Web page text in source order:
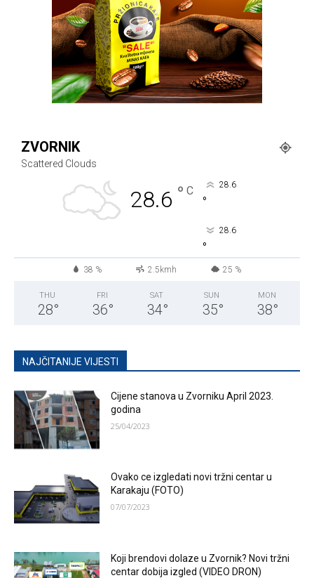
ZVORNIK
Scattered Clouds
28.6 ° C 28.6
°
28.6
°
38 % 2.5kmh 25 %
THU
28°
FRI
36°
SAT
34°
SUN
35°
MON
38°
NAJČITANIJE VIJESTI
Cijene stanova u Zvorniku April 2023.
godina
25/04/2023
Ovako ce izgledati novi tržni centar u
Karakaju (FOTO)
07/07/2023
Koji brendovi dolaze u Zvornik? Novi tržni
centar dobija izgled (VIDEO DRON)